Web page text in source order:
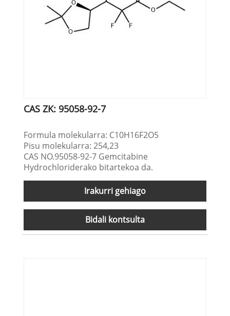
CAS ZK: 95058-92-7
Formula molekularra: C10H16F2O5
Pisu molekularra: 254,23
CAS NO.95058-92-7 Gemcitabine
Hydrochloriderako bitartekoa da.
Irakurri gehiago
Bidali kontsulta